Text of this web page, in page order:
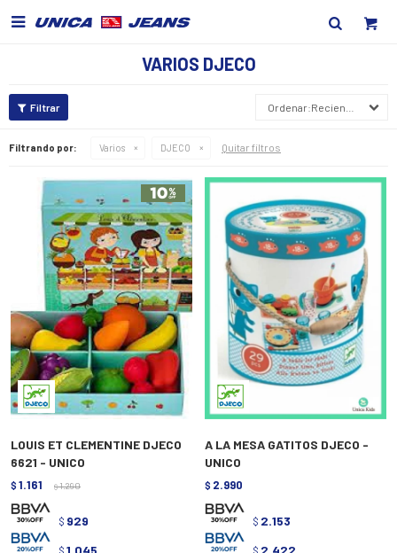

VARIOS DJECO
Recientes
Filtrando por: Varios DJECO Quitar filtros
LOUIS ET CLEMENTINE DJECO
6621 - UNICO
$ 1.161 $ 1.290
$ 929
$ 1.045
A LA MESA GATITOS DJECO -
UNICO
$ 2.990
$ 2.153
$ 2.422